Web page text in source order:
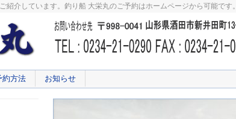
介しています。釣り船 大栄丸のご予約はホームページから可能です。
約方法 お知らせ